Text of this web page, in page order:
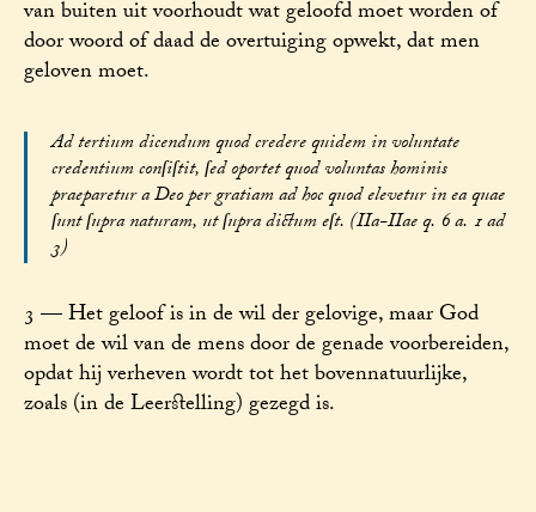
van buiten uit voorhoudt wat geloofd moet worden of
door woord of daad de overtuiging opwekt, dat men
geloven moet.
Ad tertium dicendum quod credere quidem in voluntate
credentium conſiſtit, ſed oportet quod voluntas hominis
praeparetur a Deo per gratiam ad hoc quod elevetur in ea quae
ſunt ſupra naturam, ut ſupra dictum eſt. (IIa-IIae q. 6 a. 1 ad
3)
3 — Het geloof is in de wil der gelovige, maar God
moet de wil van de mens door de genade voorbereiden,
opdat hij verheven wordt tot het bovennatuurlijke,
zoals (in de Leerstelling) gezegd is.